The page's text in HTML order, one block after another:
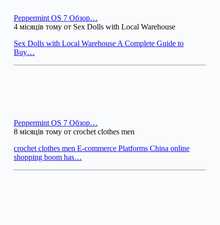
Peppermint OS 7 Обзор…
4 місяців тому от Sex Dolls with Local Warehouse
Sex Dolls with Local Warehouse A Complete Guide to
Buy…
Peppermint OS 7 Обзор…
8 місяців тому от crochet clothes men
crochet clothes men E-commerce Platforms China online
shopping boom has…